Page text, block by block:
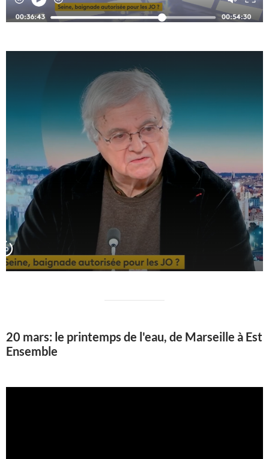
20 mars: le printemps de l'eau, de Marseille à Est
Ensemble